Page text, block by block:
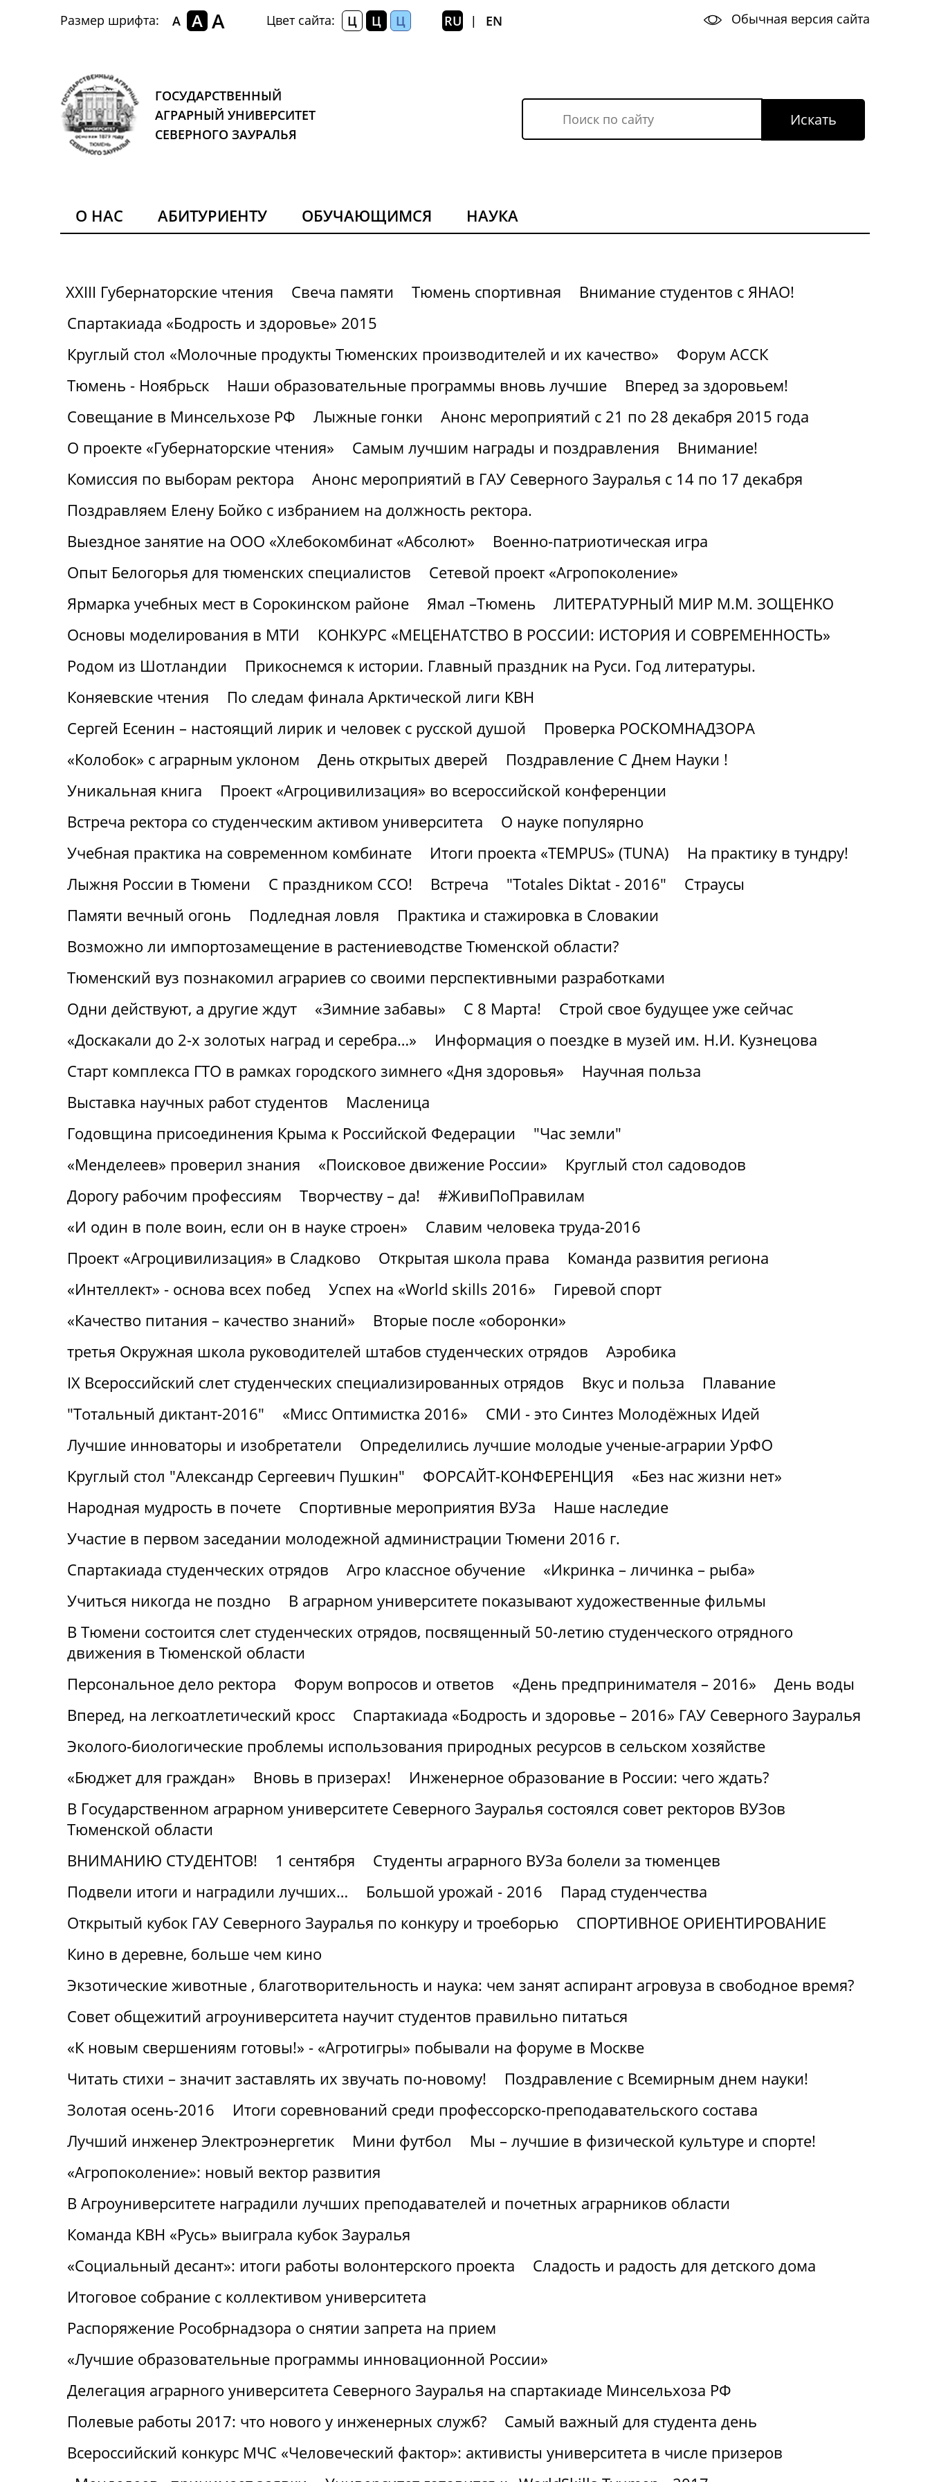
Размер шрифта: A A A Цвет сайта: Ц Ц Ц RU EN Обычная версия сайта
ГОСУДАРСТВЕННЫЙ
АГРАРНЫЙ УНИВЕРСИТЕТ
СЕВЕРНОГО ЗАУРАЛЬЯ
О НАС АБИТУРИЕНТУ ОБУЧАЮЩИМСЯ НАУКА
XXIII Губернаторские чтения Свеча памяти Тюмень спортивная
Внимание студентов с ЯНАО!
Спартакиада «Бодрость и здоровье» 2015
Круглый стол «Молочные продукты Тюменских производителей и их качество»
Форум АССК
Тюмень - Ноябрьск
Наши образовательные программы вновь лучшие
Вперед за здоровьем!
Совещание в Минсельхозе РФ
Лыжные гонки
Анонс мероприятий с 21 по 28 декабря 2015 года
О проекте «Губернаторские чтения»
Самым лучшим награды и поздравления
Внимание!
Комиссия по выборам ректора
Анонс мероприятий в ГАУ Северного Зауралья с 14 по 17 декабря
Поздравляем Елену Бойко с избранием на должность ректора.
Выездное занятие на ООО «Хлебокомбинат «Абсолют»
Военно-патриотическая игра
Опыт Белогорья для тюменских специалистов
Сетевой проект «Агропоколение»
Ярмарка учебных мест в Сорокинском районе
Ямал –Тюмень
ЛИТЕРАТУРНЫЙ МИР М.М. ЗОЩЕНКО
Основы моделирования в МТИ
КОНКУРС «МЕЦЕНАТСТВО В РОССИИ: ИСТОРИЯ И СОВРЕМЕННОСТЬ»
Родом из Шотландии
Прикоснемся к истории. Главный праздник на Руси. Год литературы.
Коняевские чтения
По следам финала Арктической лиги КВН
Сергей Есенин – настоящий лирик и человек с русской душой
Проверка РОСКОМНАДЗОРА
«Колобок» с аграрным уклоном
День открытых дверей
Поздравление С Днем Науки !
Уникальная книга
Проект «Агроцивилизация» во всероссийской конференции
Встреча ректора со студенческим активом университета
О науке популярно
Учебная практика на современном комбинате
Итоги проекта «TEMPUS» (TUNA)
На практику в тундру!
Лыжня России в Тюмени
С праздником ССО! Встреча "Totales Diktat - 2016"
Страусы
Памяти вечный огонь
Подледная ловля
Практика и стажировка в Словакии
Возможно ли импортозамещение в растениеводстве Тюменской области?
Тюменский вуз познакомил аграриев со своими перспективными разработками
Одни действуют, а другие ждут
«Зимние забавы» С 8 Марта!
Строй свое будущее уже сейчас
«Доскакали до 2-х золотых наград и серебра…»
Информация о поездке в музей им. Н.И. Кузнецова
Старт комплекса ГТО в рамках городского зимнего «Дня здоровья»
Научная польза
Выставка научных работ студентов
Масленица
Годовщина присоединения Крыма к Российской Федерации
"Час земли"
«Менделеев» проверил знания
«Поисковое движение России»
Круглый стол садоводов
Дорогу рабочим профессиям
Творчеству – да!
#ЖивиПоПравилам
«И один в поле воин, если он в науке строен»
Славим человека труда-2016
Проект «Агроцивилизация» в Сладково
Открытая школа права
Команда развития региона
«Интеллект» - основа всех побед
Успех на «World skills 2016»
Гиревой спорт
«Качество питания – качество знаний»
Вторые после «оборонки»
третья Окружная школа руководителей штабов студенческих отрядов
Аэробика
IХ Всероссийский слет студенческих специализированных отрядов
Вкус и польза
Плавание
"Тотальный диктант-2016"
«Мисс Оптимистка 2016»
СМИ - это Синтез Молодёжных Идей
Лучшие инноваторы и изобретатели
Определились лучшие молодые ученые-аграрии УрФО
Круглый стол "Александр Сергеевич Пушкин"
ФОРСАЙТ-КОНФЕРЕНЦИЯ
«Без нас жизни нет»
Народная мудрость в почете
Спортивные мероприятия ВУЗа
Наше наследие
Участие в первом заседании молодежной администрации Тюмени 2016 г.
Спартакиада студенческих отрядов
Агро классное обучение
«Икринка – личинка – рыба»
Учиться никогда не поздно
В аграрном университете показывают художественные фильмы
В Тюмени состоится слет студенческих отрядов, посвященный 50-летию студенческого отрядного
движения в Тюменской области
Персональное дело ректора
Форум вопросов и ответов «День предпринимателя – 2016»
День воды
Вперед, на легкоатлетический кросс
Спартакиада «Бодрость и здоровье – 2016» ГАУ Северного Зауралья
Эколого-биологические проблемы использования природных ресурсов в сельском хозяйстве
«Бюджет для граждан»
Вновь в призерах!
Инженерное образование в России: чего ждать?
В Государственном аграрном университете Северного Зауралья состоялся совет ректоров ВУЗов
Тюменской области
ВНИМАНИЮ СТУДЕНТОВ!
1 сентября
Студенты аграрного ВУЗа болели за тюменцев
Подвели итоги и наградили лучших…
Большой урожай - 2016
Парад студенчества
Открытый кубок ГАУ Северного Зауралья по конкуру и троеборью
СПОРТИВНОЕ ОРИЕНТИРОВАНИЕ
Кино в деревне, больше чем кино
Экзотические животные , благотворительность и наука: чем занят аспирант агровуза в свободное время?
Совет общежитий агроуниверситета научит студентов правильно питаться
«К новым свершениям готовы!» - «Агротигры» побывали на форуме в Москве
Читать стихи – значит заставлять их звучать по-новому!
Поздравление с Всемирным днем науки!
Золотая осень-2016
Итоги соревнований среди профессорско-преподавательского состава
Лучший инженер Электроэнергетик
Мини футбол
Мы – лучшие в физической культуре и спорте!
«Агропоколение»: новый вектор развития
В Агроуниверситете наградили лучших преподавателей и почетных аграрников области
Команда КВН «Русь» выиграла кубок Зауралья
«Социальный десант»: итоги работы волонтерского проекта
Сладость и радость для детского дома
Итоговое собрание с коллективом университета
Распоряжение Рособрнадзора о снятии запрета на прием
«Лучшие образовательные программы инновационной России»
Делегация аграрного университета Северного Зауралья на спартакиаде Минсельхоза РФ
Полевые работы 2017: что нового у инженерных служб?
Самый важный для студента день
Всероссийский конкурс МЧС «Человеческий фактор»: активисты университета в числе призеров